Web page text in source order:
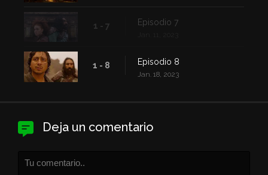
1 - 7 Episodio 7
1 - 8 Episodio 8
Jan. 18, 2023
Deja un comentario